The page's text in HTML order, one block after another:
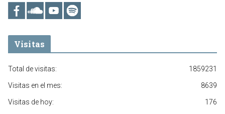
Visitas
1859231
Total de visitas:
8639
Visitas en el mes:
176
Visitas de hoy: